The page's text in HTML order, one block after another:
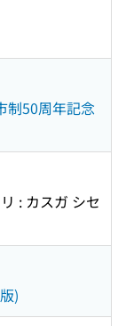
制50周年記念
: カスガ シセ
)